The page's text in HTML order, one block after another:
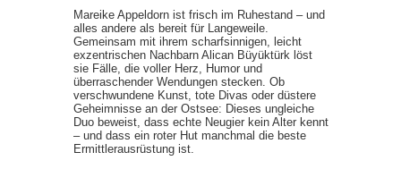
Mareike Appeldorn ist frisch im Ruhestand – und
alles andere als bereit für Langeweile.
Gemeinsam mit ihrem scharfsinnigen, leicht
exzentrischen Nachbarn Alican Büyüktürk löst
sie Fälle, die voller Herz, Humor und
überraschender Wendungen stecken. Ob
verschwundene Kunst, tote Divas oder düstere
Geheimnisse an der Ostsee: Dieses ungleiche
Duo beweist, dass echte Neugier kein Alter kennt
– und dass ein roter Hut manchmal die beste
Ermittlerausrüstung ist.